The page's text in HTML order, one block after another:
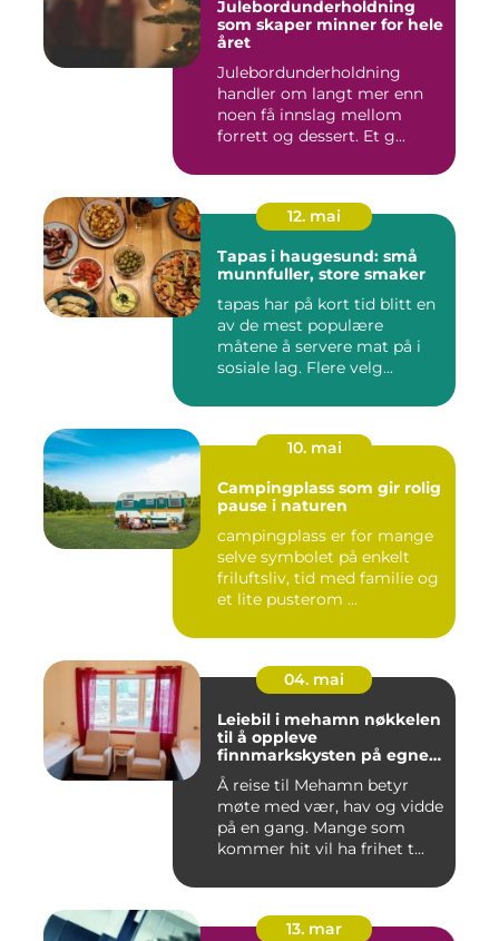
Julebordunderholdning
som skaper minner for hele
året
Julebordunderholdning
handler om langt mer enn
noen få innslag mellom
forrett og dessert. Et g...
12. mai
Tapas i haugesund: små
munnfuller, store smaker
tapas har på kort tid blitt en
av de mest populære
måtene å servere mat på i
sosiale lag. Flere velg...
10. mai
Campingplass som gir rolig
pause i naturen
campingplass er for mange
selve symbolet på enkelt
friluftsliv, tid med familie og
et lite pusterom ...
04. mai
Leiebil i mehamn nøkkelen
til å oppleve
finnmarkskysten på egne
premisser
Å reise til Mehamn betyr
møte med vær, hav og vidde
på en gang. Mange som
kommer hit vil ha frihet t...
13. mar